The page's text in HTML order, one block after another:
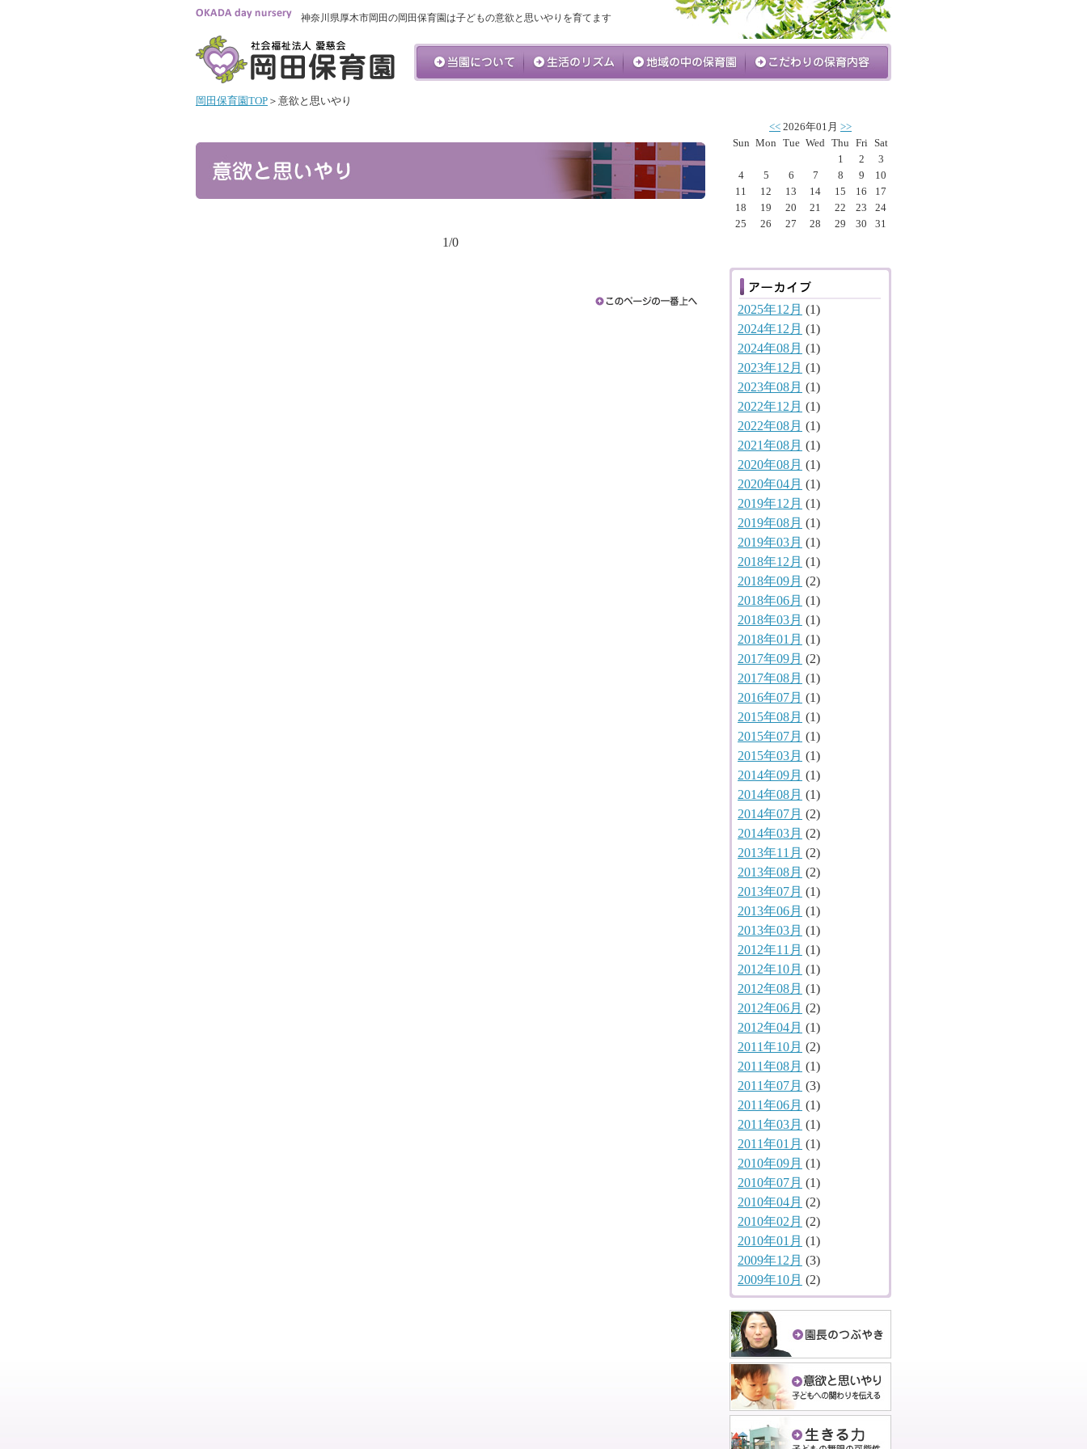
神奈川県厚木市岡田の岡田保育園は子どもの意欲と思いやりを育てます
岡田保育園TOP ＞意欲と思いやり
1/0
<< 2026年01月 >>
Sun Mon Tue Wed Thu Fri
Sat
1
2
3
4
5 6 7 8 9
10
11
12 13 14 15 16
17
18
19 20 21 22 23
24
25
26 27 28 29 30 31
2025年12月 (1)
2024年12月 (1)
2024年08月 (1)
2023年12月 (1)
2023年08月 (1)
2022年12月 (1)
2022年08月 (1)
2021年08月 (1)
2020年08月 (1)
2020年04月 (1)
2019年12月 (1)
2019年08月 (1)
2019年03月 (1)
2018年12月 (1)
2018年09月 (2)
2018年06月 (1)
2018年03月 (1)
2018年01月 (1)
2017年09月 (2)
2017年08月 (1)
2016年07月 (1)
2015年08月 (1)
2015年07月 (1)
2015年03月 (1)
2014年09月 (1)
2014年08月 (1)
2014年07月 (2)
2014年03月 (2)
2013年11月 (2)
2013年08月 (2)
2013年07月 (1)
2013年06月 (1)
2013年03月 (1)
2012年11月 (1)
2012年10月 (1)
2012年08月 (1)
2012年06月 (2)
2012年04月 (1)
2011年10月 (2)
2011年08月 (1)
2011年07月 (3)
2011年06月 (1)
2011年03月 (1)
2011年01月 (1)
2010年09月 (1)
2010年07月 (1)
2010年04月 (2)
2010年02月 (2)
2010年01月 (1)
2009年12月 (3)
2009年10月 (2)